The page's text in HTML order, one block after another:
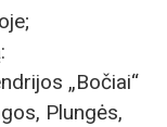
„Bočiai“
Plungės,